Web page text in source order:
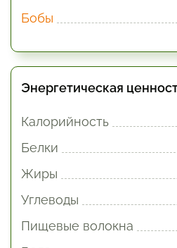
Бобы
Энергетическая
Калорийность
Белки
Жиры
Углеводы
Пищевые волокна